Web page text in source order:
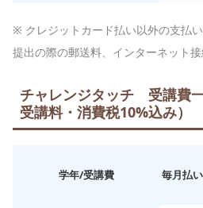
※ クレジットカード払い以外の支払い
提出の際の郵送料、インターネット
チャレンジタッチ 受講費
受講料・消費税10%込み）
学年/受講費 毎月払